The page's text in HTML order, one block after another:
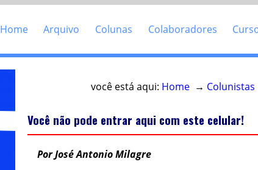
Home Arquivo Colunas Colaboradores
você está aqui: Home→ Colunistas
Você não pode entrar aqui com este celular!
Por José Antonio Milagre